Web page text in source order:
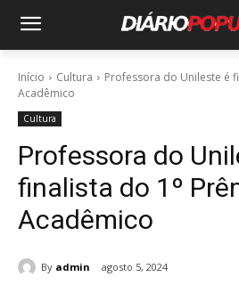
Início Cultura
Professora do Unileste é
Acadêmico
Cultura
Professora do
finalista do 1º
Acadêmico
By admin agosto 5, 2024